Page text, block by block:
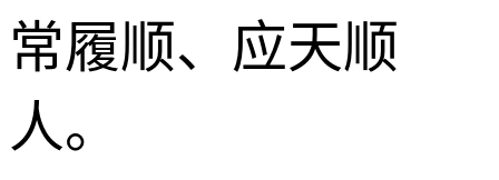
常履顺、应天顺
人。